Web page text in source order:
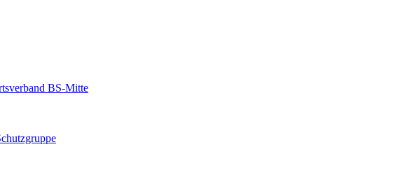
BS-Mitte